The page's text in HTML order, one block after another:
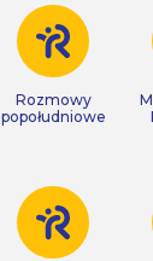
Rozmowy
popołudniowe